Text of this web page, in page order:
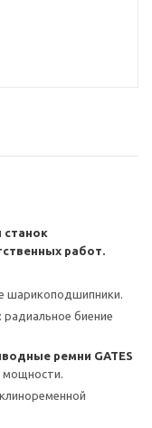
станок
работ.
шарикоподшипники.
биение
ремни GATES
мощности.